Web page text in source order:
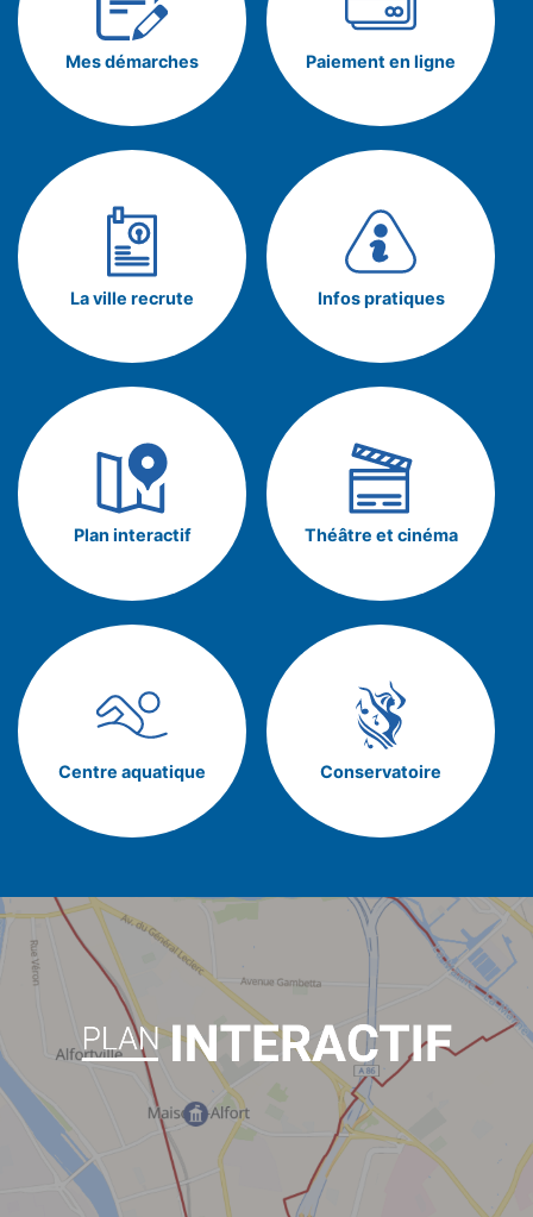
Mes démarches Paiement en ligne
La ville recrute Infos pratiques
Plan interactif Théâtre et cinéma
Centre aquatique Conservatoire